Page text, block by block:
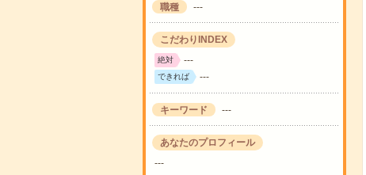
職種 ---
こだわりINDEX
絶対 ---
できれば ---
キーワード ---
あなたのプロフィール
---